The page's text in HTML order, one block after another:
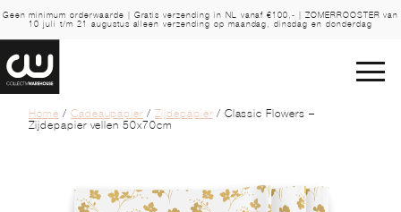
Geen minimum orderwaarde | Gratis verzending in NL vanaf €100,- | ZOMERROOSTER van
10 juli t/m 21 augustus alleen verzending op maandag, dinsdag en donderdag
Home / Cadeaupapier /Zijdepapier/ Classic Flowers –
Zijdepapier vellen 50x70cm